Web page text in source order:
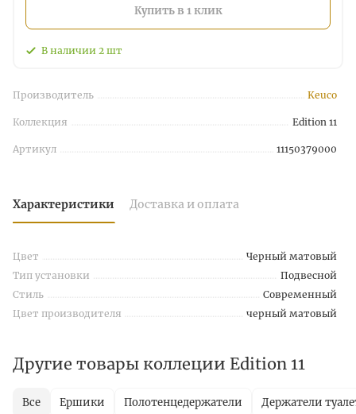
Купить в 1 клик
В наличии 2 шт
Производитель Keuco
Коллекция Edition 11
Артикул 11150379000
Характеристики Доставка и оплата
Цвет
Черный матовый
Тип установки
Подвесной
Стиль
Современный
Цвет производителя
черный матовый
Другие товары коллеции Edition 11
Все Ершики Полотенцедержатели Держатели